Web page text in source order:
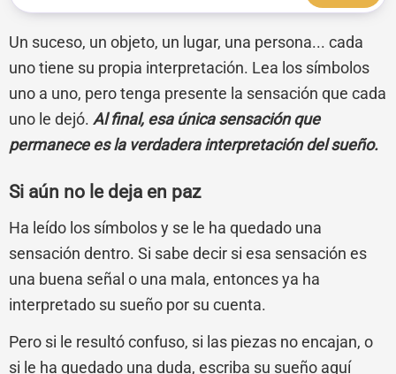
Un suceso, un objeto, un lugar, una persona... cada
uno tiene su propia interpretación. Lea los símbolos
uno a uno, pero tenga presente la sensación que cada
uno le dejó. Al final, esa única sensación que
permanece es la verdadera interpretación del sueño.
Si aún no le deja en paz
Ha leído los símbolos y se le ha quedado una
sensación dentro. Si sabe decir si esa sensación es
una buena señal o una mala, entonces ya ha
interpretado su sueño por su cuenta.
Pero si le resultó confuso, si las piezas no encajan, o
si le ha quedado una duda, escriba su sueño aquí